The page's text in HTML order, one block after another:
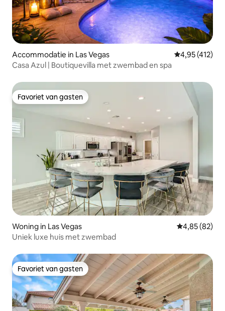
Accommodatie in Las Vegas Gemiddelde
4,95 (412)
Casa Azul | Boutiquevilla met zwembad en spa
Favoriet van gasten
Favoriet van gasten
Woning in Las Vegas Gemiddelde
4,85 (82)
Uniek luxe huis met zwembad
Favoriet van gasten
Favoriet van gasten